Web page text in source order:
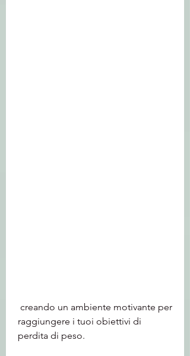
raggiungere i tuoi obiettivi di
perdita di peso.